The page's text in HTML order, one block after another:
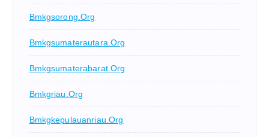
Bmkgsorong.org
Bmkgsumaterautara.org
Bmkgsumaterabarat.org
Bmkgriau.org
Bmkgkepulauanriau.org